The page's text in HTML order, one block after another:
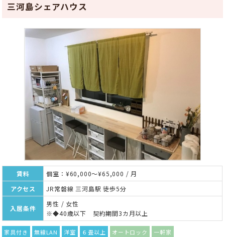
三河島シェアハウス
賃料
個室：¥60,000～¥65,000 / 月
アクセス
JR常磐線 三河島駅 徒歩5分
入居条件
男性 / 女性
※◆40歳以下 契約期間3カ月以上
家具付き 無線LAN 洋室 ６畳以上 オートロック
一軒家